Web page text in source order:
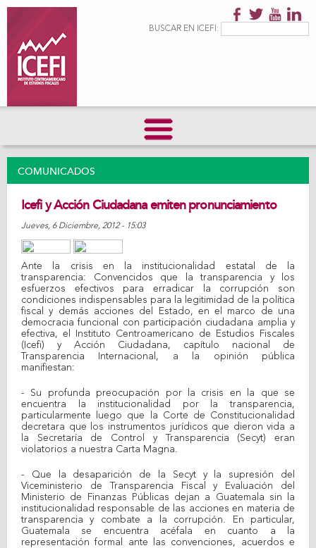
principalFormulario de
BUSCAR EN ICEFI:
COMUNICADOS
Icefi y Acción Ciudadana emiten pronunciamiento
Jueves, 6 Diciembre, 2012 - 15:03
Share on Facebook
Tweet Widget
Linkedin Share Button
Ante la crisis en la institucionalidad estatal de la
transparencia: Convencidos que la transparencia y los
esfuerzos efectivos para erradicar la corrupción son
condiciones indispensables para la legitimidad de la política
fiscal y demás acciones del Estado, en el marco de una
democracia funcional con participación ciudadana amplia y
efectiva, el Instituto Centroamericano de Estudios Fiscales
(Icefi) y Acción Ciudadana, capítulo nacional de
Transparencia Internacional, a la opinión pública
manifiestan:
- Su profunda preocupación por la crisis en la que se
encuentra la institucionalidad por la transparencia,
particularmente luego que la Corte de Constitucionalidad
decretara que los instrumentos jurídicos que dieron vida a
la Secretaría de Control y Transparencia (Secyt) eran
violatorios a nuestra Carta Magna.
- Que la desaparición de la Secyt y la supresión del
Viceministerio de Transparencia Fiscal y Evaluación del
Ministerio de Finanzas Públicas dejan a Guatemala sin la
institucionalidad responsable de las acciones en materia de
transparencia y combate a la corrupción. En particular,
Guatemala se encuentra acéfala en cuanto a la
representación formal ante las convenciones, acuerdos e